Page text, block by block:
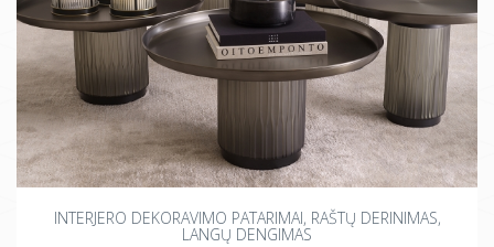
INTERJERO DEKORAVIMO PATARIMAI, RAŠTŲ DERINIMAS,
LANGŲ DENGIMAS